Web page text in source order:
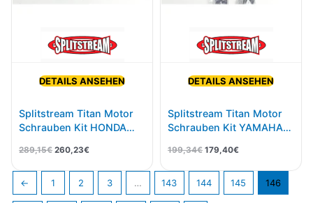
DETAILS ANSEHEN
Splitstream Titan Motor
Schrauben Kit HONDA
289,15€ 260,23€
DETAILS ANSEHEN
Splitstream Titan Motor
Schrauben Kit YAMAHA
199,34€ 179,40€
← 1 2 3 … 143 144 145 146